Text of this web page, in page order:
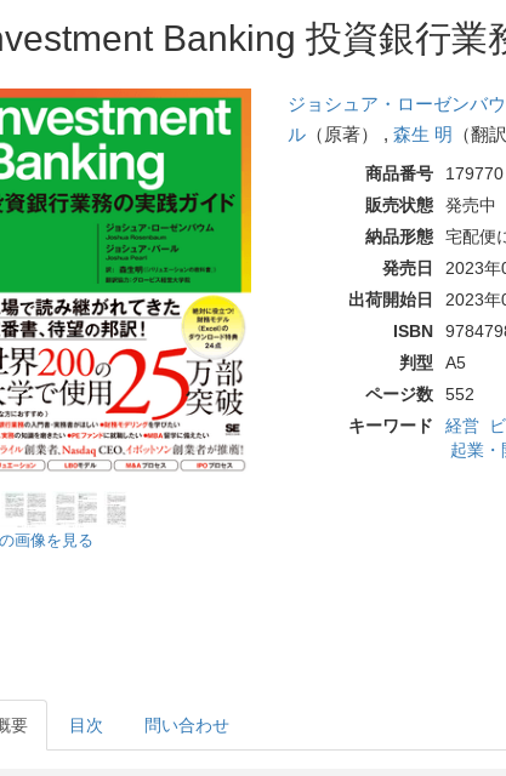
Banking 投資銀行業
画像を見る
ジョシュア・ローゼンバ
ル（原著） , 森生 明 （翻訳
商品番号
179770
販売状態
発売中
納品形態
宅配便
発売日
2023年
出荷開始日
2023年
ISBN
判型
A5
ページ数
552
キーワード
経営
起業・
要 目次 問い合わせ